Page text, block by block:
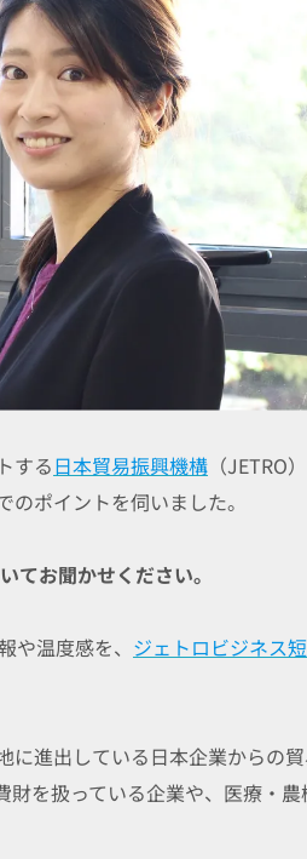
する日本貿易振興機構 （JETRO
ポイントを伺いました。
お聞かせください。
や温度感を、 ジェトロビジネス
進出している日本企業からの
を扱っている企業や、医療・